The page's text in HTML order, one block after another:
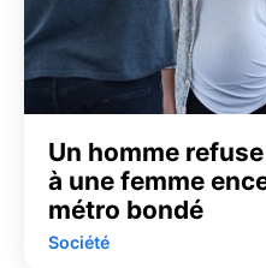
Un homme
à une femme
métro bondé
Société